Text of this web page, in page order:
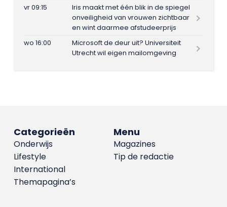
vr 09:15
Iris maakt met één blik in de spiegel
onveiligheid van vrouwen zichtbaar
en wint daarmee afstudeerprijs
wo 16:00
Microsoft de deur uit? Universiteit
Utrecht wil eigen mailomgeving
Menu
Magazines
Tip de redactie
Categorieën
Onderwijs
Lifestyle
International
Themapagina’s